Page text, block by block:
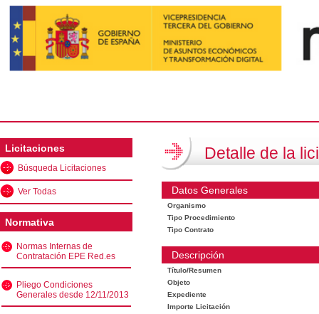
Licitaciones
Búsqueda Licitaciones
Ver Todas
Normativa
Normas Internas de
Contratación EPE Red.es
Pliego Condiciones
Generales desde 12/11/2013
Detalle de la
Datos Generales
Organismo
Tipo Procedimiento
Tipo Contrato
Descripción
Título/Resumen
Objeto
Expediente
Importe Licitación